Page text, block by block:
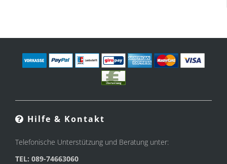
Hilfe & Kontakt
Telefonische Unterstützung und Beratung unter:
TEL: 089-74663060